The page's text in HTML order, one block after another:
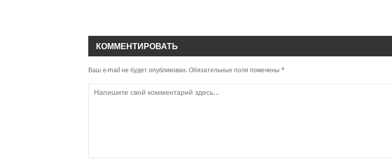
КОММЕНТИРОВАТЬ
Ваш e-mail не будет опубликован. Обязательные поля помечены *